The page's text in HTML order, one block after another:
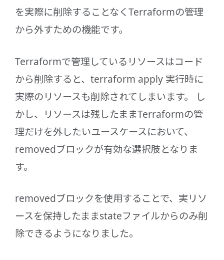
を実際に削除することなくTerraformの管理
から外すための機能です。
Terraformで管理しているリソースはコード
から削除すると、terraform apply 実行時に
実際のリソースも削除されてしまいます。 し
かし、リソースは残したままTerraformの管
理だけを外したいユースケースにおいて、
removedブロックが有効な選択肢となりま
す。
removedブロックを使用することで、実リソ
ースを保持したままstateファイルからのみ削
除できるようになりました。